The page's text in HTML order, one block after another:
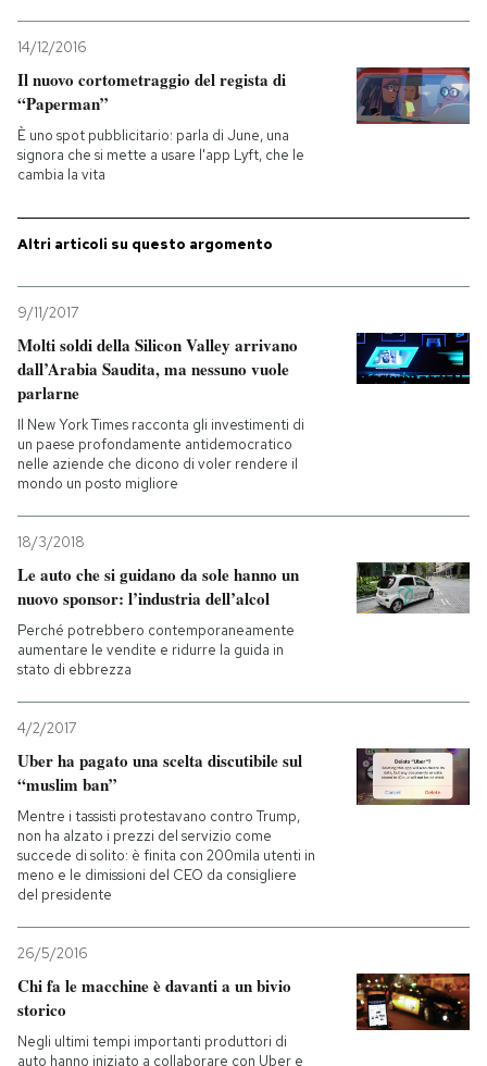
14/12/2016
Il nuovo cortometraggio del regista di
“Paperman”
È uno spot pubblicitario: parla di June, una
signora che si mette a usare l'app Lyft, che le
cambia la vita
Altri articoli su questo argomento
9/11/2017
Molti soldi della Silicon Valley arrivano
dall’Arabia Saudita, ma nessuno vuole
parlarne
Il New York Times racconta gli investimenti di
un paese profondamente antidemocratico
nelle aziende che dicono di voler rendere il
mondo un posto migliore
18/3/2018
Le auto che si guidano da sole hanno un
nuovo sponsor: l’industria dell’alcol
Perché potrebbero contemporaneamente
aumentare le vendite e ridurre la guida in
stato di ebbrezza
4/2/2017
Uber ha pagato una scelta discutibile sul
“muslim ban”
Mentre i tassisti protestavano contro Trump,
non ha alzato i prezzi del servizio come
succede di solito: è finita con 200mila utenti in
meno e le dimissioni del CEO da consigliere
del presidente
26/5/2016
Chi fa le macchine è davanti a un bivio
storico
Negli ultimi tempi importanti produttori di
auto hanno iniziato a collaborare con Uber e